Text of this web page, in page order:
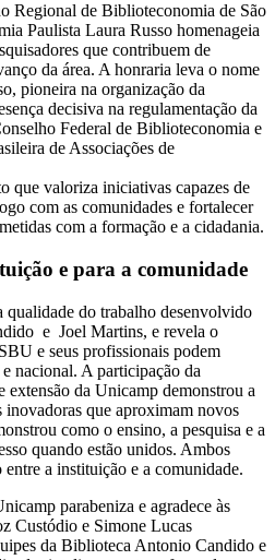
Regional de Biblioteconomia de São
Paulista Laura Russo homenageia
que contribuem de
da área. A honraria leva o nome
pioneira na organização da
decisiva na regulamentação da
Federal de Biblioteconomia e
de Associações de
que valoriza iniciativas capazes de
com as comunidades e fortalecer
com a formação e a cidadania.
e para a comunidade
qualidade do trabalho desenvolvido
e Joel Martins, e revela o
e seus profissionais podem
nacional. A participação da
da Unicamp demonstrou a
inovadoras que aproximam novos
como o ensino, a pesquisa e a
quando estão unidos. Ambos
a instituição e a comunidade.
parabeniza e agradece às
Custódio e Simone Lucas
da Biblioteca Antonio Candido e